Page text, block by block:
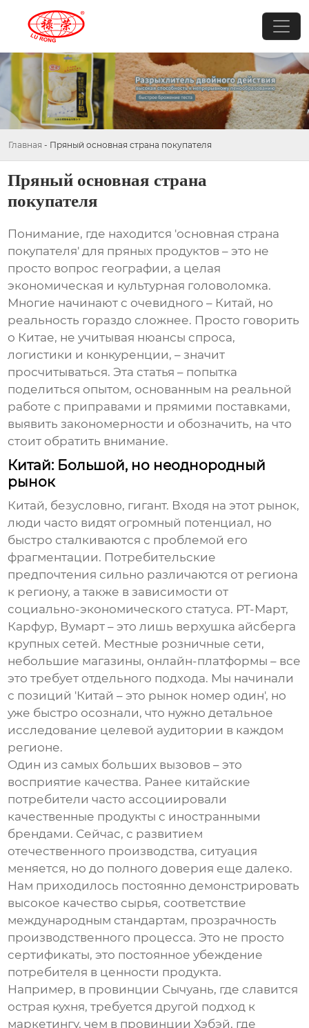
Главная - Пряный основная страна покупателя
Пряный основная страна
покупателя
Понимание, где находится 'основная страна
покупателя' для пряных продуктов – это не
просто вопрос географии, а целая
экономическая и культурная головоломка.
Многие начинают с очевидного – Китай, но
реальность гораздо сложнее. Просто говорить
о Китае, не учитывая нюансы спроса,
логистики и конкуренции, – значит
просчитываться. Эта статья – попытка
поделиться опытом, основанным на реальной
работе с приправами и прямими поставками,
выявить закономерности и обозначить, на что
стоит обратить внимание.
Китай: Большой, но неоднородный
рынок
Китай, безусловно, гигант. Входя на этот рынок,
люди часто видят огромный потенциал, но
быстро сталкиваются с проблемой его
фрагментации. Потребительские
предпочтения сильно различаются от региона
к региону, а также в зависимости от
социально-экономического статуса. РТ-Март,
Карфур, Вумарт – это лишь верхушка айсберга
крупных сетей. Местные розничные сети,
небольшие магазины, онлайн-платформы – все
это требует отдельного подхода. Мы начинали
с позиций 'Китай – это рынок номер один', но
уже быстро осознали, что нужно детальное
исследование целевой аудитории в каждом
регионе.
Один из самых больших вызовов – это
восприятие качества. Ранее китайские
потребители часто ассоциировали
качественные продукты с иностранными
брендами. Сейчас, с развитием
отечественного производства, ситуация
меняется, но до полного доверия еще далеко.
Нам приходилось постоянно демонстрировать
высокое качество сырья, соответствие
международным стандартам, прозрачность
производственного процесса. Это не просто
сертификаты, это постоянное убеждение
потребителя в ценности продукта.
Например, в провинции Сычуань, где славится
острая кухня, требуется другой подход к
маркетингу, чем в провинции Хэбэй, где